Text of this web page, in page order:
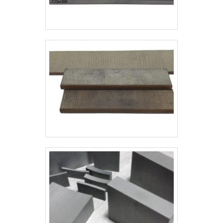
ter: Soluções eficazes para
fabricação de produtos para
vedação; Destaque nos principais
segmentos das indústrias químicas,
petroquímicas, farmacêuticas e
mecânicas; Modernas instalações
com novas tecnologias e
equipamentos acompanhando a
evolução do mercado.Ainda focando
na qualidade em lençol de borracha,
sempre deve-se buscar uma
empresa que tenha produtos e
serviços com ótima qualidade e